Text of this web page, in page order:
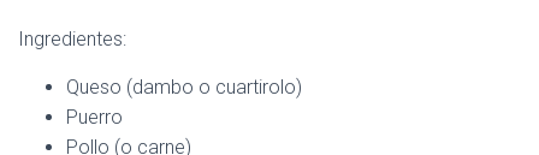
Ingredientes:
Queso (dambo o cuartirolo)
Puerro
Pollo (o carne)